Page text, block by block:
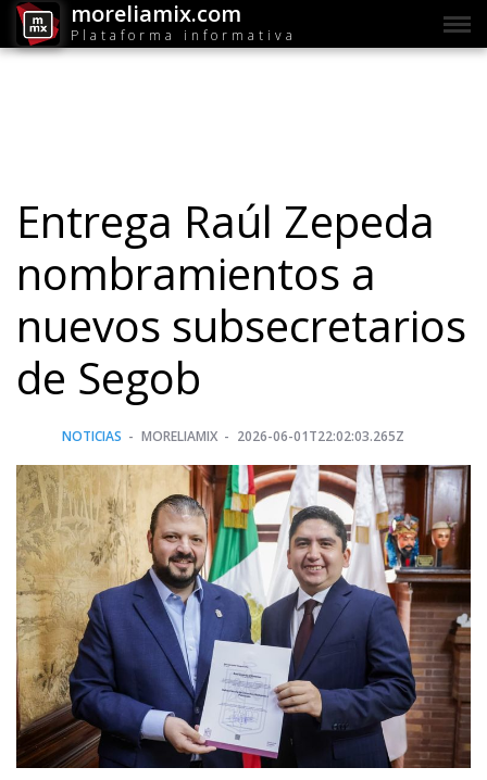
moreliamix.com
Plataforma informativa
Entrega Raúl Zepeda
nombramientos a
nuevos subsecretarios
de Segob
NOTICIAS MORELIAMIX 2026-06-01T22:02:03.265Z